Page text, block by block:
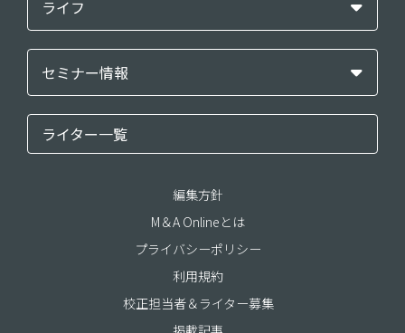
ライフ
セミナー情報
ライター一覧
編集方針
M＆A Onlineとは
プライバシーポリシー
利用規約
校正担当者＆ライター募集